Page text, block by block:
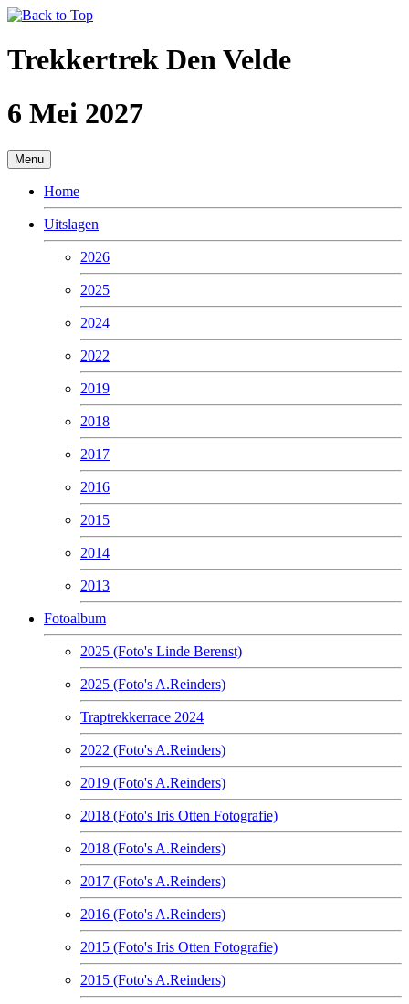
Trekkertrek Den Velde
6 Mei 2027
Menu
Home
Uitslagen
2026
2025
2024
2022
2019
2018
2017
2016
2015
2014
2013
Fotoalbum
2025 (Foto's Linde Berenst)
2025 (Foto's A.Reinders)
Traptrekkerrace 2024
2022 (Foto's A.Reinders)
2019 (Foto's A.Reinders)
2018 (Foto's Iris Otten Fotografie)
2018 (Foto's A.Reinders)
2017 (Foto's A.Reinders)
2016 (Foto's A.Reinders)
2015 (Foto's Iris Otten Fotografie)
2015 (Foto's A.Reinders)